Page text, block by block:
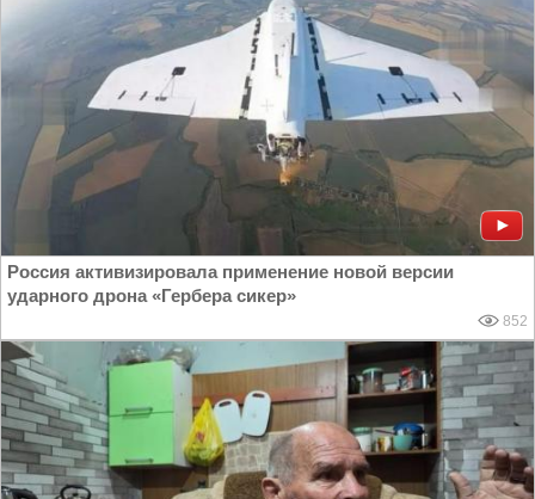
Россия активизировала применение новой версии
ударного дрона «Гербера сикер»
852